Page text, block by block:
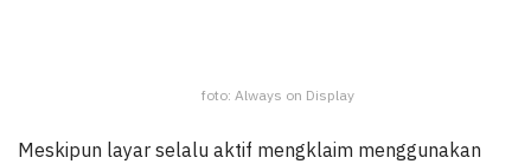
foto: Always on Display
Meskipun layar selalu aktif mengklaim menggunakan